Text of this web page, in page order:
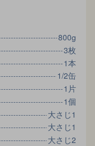
800g
3枚
1本
1/2缶
1片
1個
大さじ1
大さじ1
大さじ2